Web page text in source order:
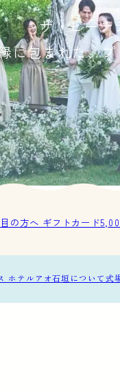
ザ・ビーチ
に包まれた、
の方へ ギフトカード
ホテルアオ石垣について式